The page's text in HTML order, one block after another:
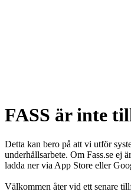
FASS är inte
Detta kan bero på att vi utför
underhållsarbete. Om Fass.se ej
ladda ner via App Store eller
Välkommen åter vid ett senare